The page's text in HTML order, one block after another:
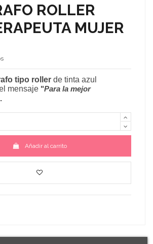
ROLLER
MUJER
tipo roller de tinta azul
mensaje "Para la mejor
Añadir al carrito